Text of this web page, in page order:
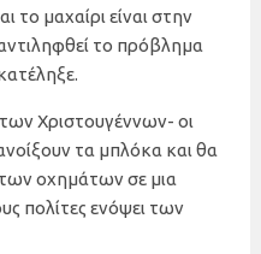
το μαχαίρι είναι στην
το πρόβλημα
Χριστουγέννων- οι
τα μπλόκα και θα
οχημάτων σε μια
πολίτες ενόψει των